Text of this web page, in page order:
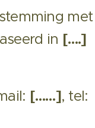
met
in [….]
[……], tel: